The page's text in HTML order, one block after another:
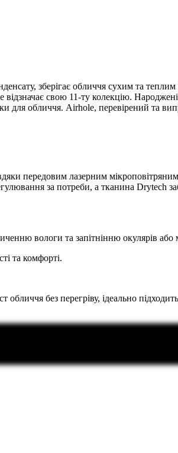
зберігає обличчя сухим та
свою 11-ту колекцію. Народжені
для обличчя. Airhole, перевірений та
передовим лазерним
за потреби, а тканина Drytech
вологи та запітнінню окулярів або
та комфорті.
без перегріву, ідеально